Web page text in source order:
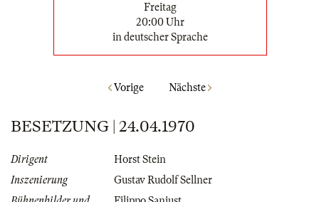
Freitag
20:00 Uhr
in deutscher Sprache
Vorige Nächste
BESETZUNG | 24.04.1970
Dirigent
Horst Stein
Inszenierung
Gustav Rudolf Sellner